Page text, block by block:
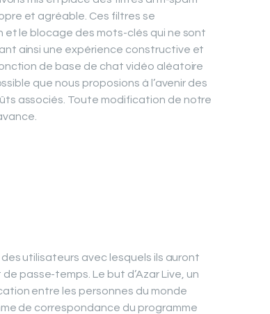
et agréable. Ces filtres se
le blocage des mots-clés qui ne sont
ainsi une expérience constructive et
de base de chat vidéo aléatoire
que nous proposions à l’avenir des
associés. Toute modification de notre
utilisateurs avec lesquels ils auront
passe-temps. Le but d’Azar Live, un
entre les personnes du monde
de correspondance du programme